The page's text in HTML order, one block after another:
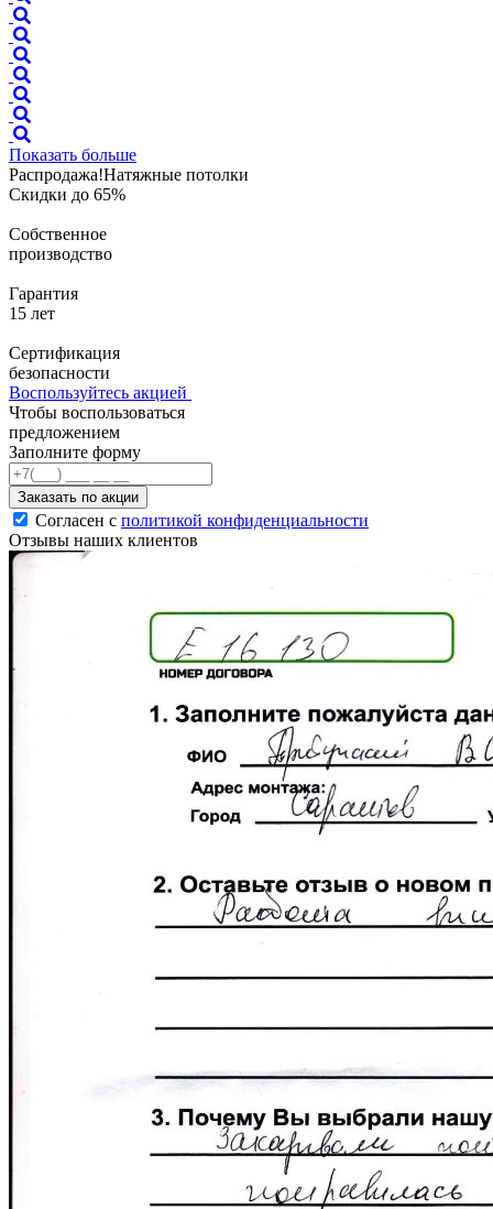
Показать больше
Распродажа!Натяжные потолки
Скидки до 65%
Собственное
производство
Гарантия
15 лет
Сертификация
безопасности
Воспользуйтесь акцией
Чтобы воспользоваться
предложением
Заполните форму
Заказать по акции
Согласен с политикой конфиденциальности
Отзывы наших клиентов